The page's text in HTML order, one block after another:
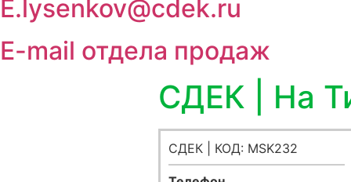
E.lysenkov@cdek.ru
E-mail отдела продаж
СДЕК | На
СДЕК | КОД: MSK232